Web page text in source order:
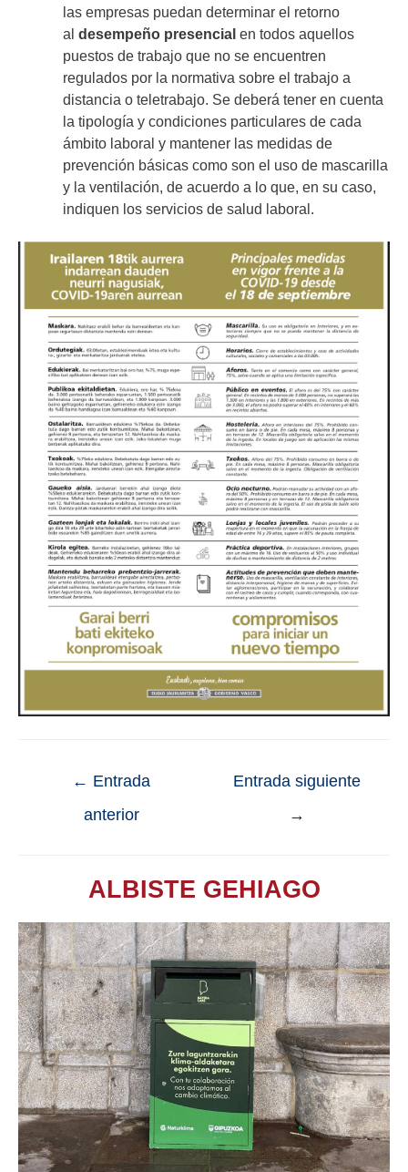
las empresas puedan determinar el retorno
aldesempeño presencial en todos aquellos
puestos de trabajo que no se encuentren
regulados por la normativa sobre el trabajo a
distancia o teletrabajo. Se deberá tener en cuenta
la tipología y condiciones particulares de cada
ámbito laboral y mantener las medidas de
prevención básicas como son el uso de mascarilla
y la ventilación, de acuerdo a lo que, en su caso,
indiquen los servicios de salud laboral.
← Entrada
anterior
Entrada siguiente
→
ALBISTE GEHIAGO